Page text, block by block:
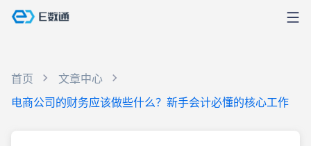
首页
文章中心
电商公司的财务应该做些什么？新手会计必懂的核心工作